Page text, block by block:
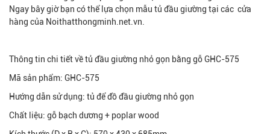
Ngay bây giờ bạn có thể lựa chọn mẫu tủ đầu giường tại các cửa
hàng của Noithatthongminh.net.vn.
Thông tin chi tiết về tủ đầu giường nhỏ gọn bằng gỗ GHC-575
Mã sản phẩm: GHC-575
Hướng dẫn sử dụng: tủ để đồ đầu giường nhỏ gọn
Chất liệu: gỗ bạch dương + poplar wood